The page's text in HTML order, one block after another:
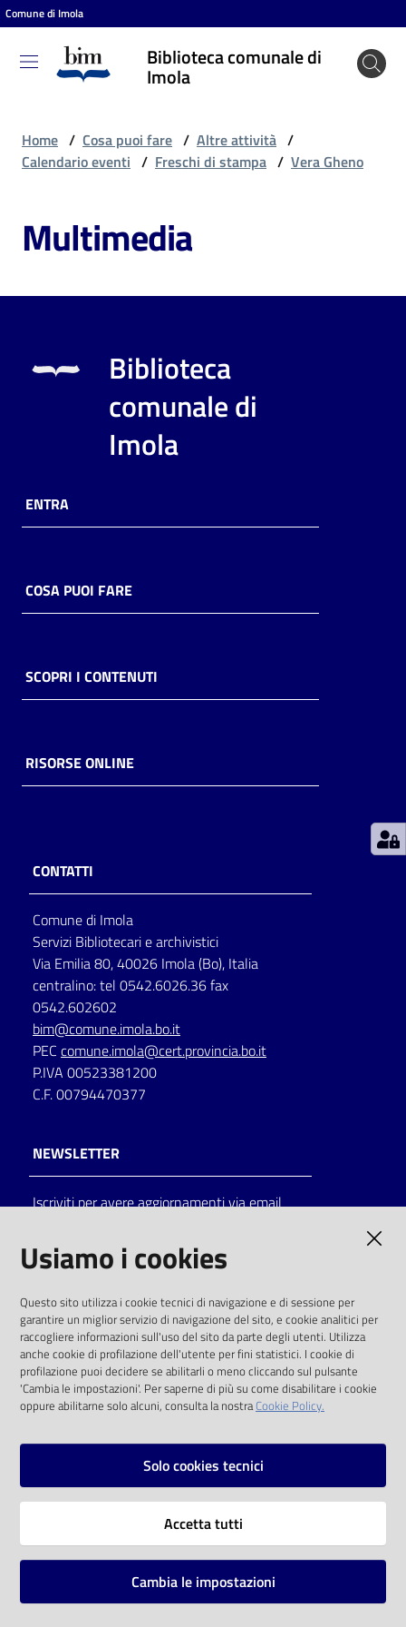
Vai al contenuto
Vai alla navigazione
Vai al footer
Comune di Imola
Biblioteca comunale di
Imola
Biblioteca
comunale
puoi
Risorse
online
Casa
Piani
storico
per
lettura
Seguici
su
Catalogo
on line
Eventi
Chiedi al
bibliotecario
Home / Cosa puoi fare / Altre attività /
Calendario eventi / Freschi di stampa / Vera Gheno
Multimedia
Biblioteca
comunale di
Imola
ENTRA
COSA PUOI FARE
SCOPRI I CONTENUTI
RISORSE ONLINE
CONTATTI
Comune di Imola
Servizi Bibliotecari e archivistici
Via Emilia 80, 40026 Imola (Bo), Italia
centralino: tel 0542.6026.36 fax
0542.602602
bim@comune.imola.bo.it
PEC comune.imola@cert.provincia.bo.it
P.IVA 00523381200
C.F. 00794470377
NEWSLETTER
Iscriviti per avere aggiornamenti via email
solo alle condizioni previste dalla direttiva
comunitaria 2003/98/CE e dal d.lgs. 36/2006
SOCIAL
Instagram
Vai alla pagina
Mappa del sito
Usiamo i cookies
Questo sito utilizza i cookie tecnici di navigazione e di sessione per
garantire un miglior servizio di navigazione del sito, e cookie analitici per
raccogliere informazioni sull'uso del sito da parte degli utenti. Utilizza
anche cookie di profilazione dell'utente per fini statistici. I cookie di
profilazione puoi decidere se abilitarli o meno cliccando sul pulsante
'Cambia le impostazioni'. Per saperne di più su come disabilitare i cookie
oppure abilitarne solo alcuni, consulta la nostraCookie Policy.
Solo cookies tecnici
Accetta tutti
Cambia le impostazioni